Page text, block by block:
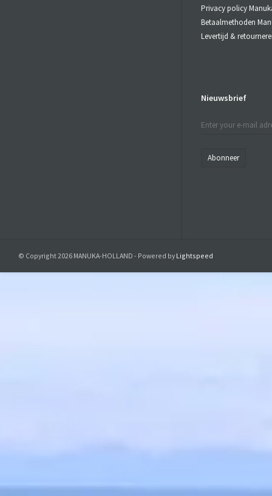
Privacy policy
Betaalmethoden
Levertijd &
Nieuwsbrief
Abonneer
© Copyright 2026 MANUKA-HOLLAND - Powered by Lightspeed